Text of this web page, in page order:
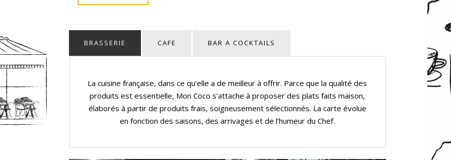
BRASSERIE CAFE BAR A COCKTAILS
La cuisine française, dans ce qu’elle a de meilleur à offrir. Parce que la qualité des
produits est essentielle, Mon Coco s’attache à proposer des plats faits maison,
élaborés à partir de produits frais, soigneusement sélectionnés. La carte évolue
en fonction des saisons, des arrivages et de l’humeur du Chef.